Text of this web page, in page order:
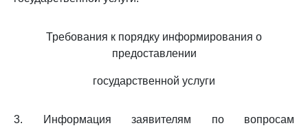
Требования к порядку информирования о
предоставлении
государственной услуги
3. Информация заявителям по вопросам